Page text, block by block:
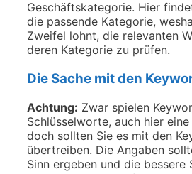
Geschäftskategorie. Hier
die passende Kategorie,
Zweifel lohnt, die relevanten
deren Kategorie zu prüfen.
Die Sache mit den
Achtung: Zwar spielen
Schlüsselworte, auch hier
doch sollten Sie es mit den
übertreiben. Die Angaben
Sinn ergeben und die bessere